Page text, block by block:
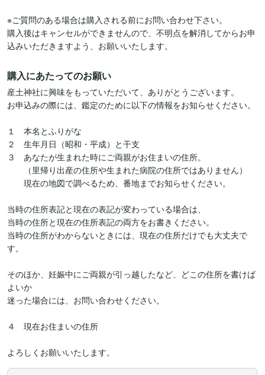
※ご質問のある場合は購入される前にお問い合わせ下さい。
購入後はキャンセルができませんので、不明点を解消してからお申
購入にあたってのお願い
産土神社に興味をもっていただいて、ありがとうございます。
お申込みの際には、鑑定のために以下の情報をお知らせください。
１　本名とふりがな
２　生年月日（昭和・平成）と干支
３　あなたが生まれた時にご両親がお住まいの住所。
（里帰り出産の住所や生まれた病院の住所ではありません）
現在の地図で調べるため、番地までお知らせください。
当時の住所表記と現在の表記が変わっている場合は、
当時の住所と現在の住所表記の両方をお書きください。
当時の住所がわからないときには、現在の住所だけでも大丈夫で
す。
そのほか、妊娠中にご両親が引っ越したなど、どこの住所を書けば
よいか
迷った場合には、お問い合わせください。
４　現在お住まいの住所
よろしくお願いいたします。